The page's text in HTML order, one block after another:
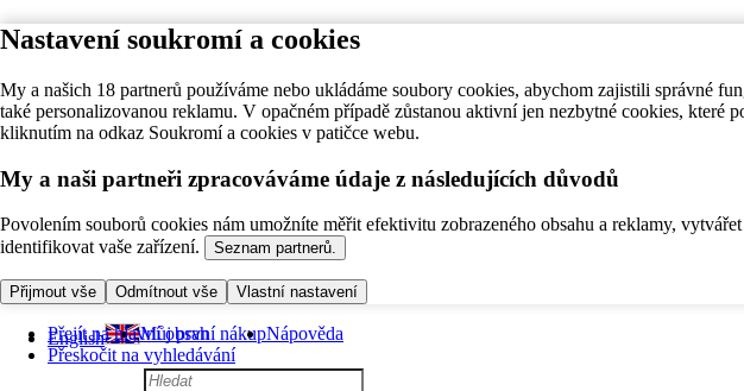
Nastavení soukromí a cookies
My a našich 18 partnerů používáme nebo ukládáme soubory cookies, abychom zajistili správné
také personalizovanou reklamu. V opačném případě zůstanou aktivní jen nezbytné cookies,
kliknutím na odkaz Soukromí a cookies v patičce webu.
My a naši partneři zpracováváme údaje z následujících důvodů
Povolením souborů cookies nám umožníte měřit efektivitu zobrazeného obsahu a reklamy,
identifikovat vaše zařízení.
Seznam partnerů.
Přijmout vše Odmítnout vše Vlastní nastavení
Přejít na hlavní obsah
Přeskočit na vyhledávání
English Můj první nákupNápověda